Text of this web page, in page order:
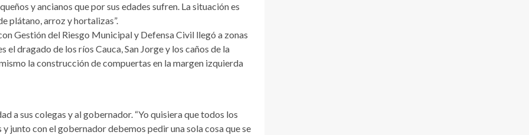
y ancianos que por sus edades sufren. La situación es
plátano, arroz y hortalizas”.
Gestión del Riesgo Municipal y Defensa Civil llegó a zonas
dragado de los ríos Cauca, San Jorge y los caños de la
la construcción de compuertas en la margen izquierda
a sus colegas y al gobernador. “Yo quisiera que todos los
junto con el gobernador debemos pedir una sola cosa que se